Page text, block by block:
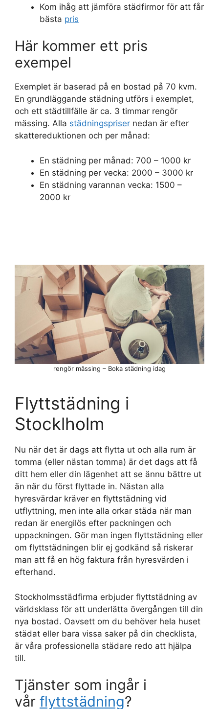
Kom ihåg att jämföra städfirmor för att får
bästa pris
Här kommer ett pris
exempel
Exemplet är baserad på en bostad på 70 kvm.
En grundläggande städning utförs i exemplet,
och ett städtillfälle är ca. 3 timmar rengör
mässing. Alla städningspriser nedan är efter
skattereduktionen och per månad:
En städning per månad: 700 – 1000 kr
En städning per vecka: 2000 – 3000 kr
En städning varannan vecka: 1500 –
2000 kr
Flyttstädning i
Stocklholm
Nu när det är dags att flytta ut och alla rum är
tomma (eller nästan tomma) är det dags att få
ditt hem eller din lägenhet att se ännu bättre ut
än när du först flyttade in. Nästan alla
hyresvärdar kräver en flyttstädning vid
utflyttning, men inte alla orkar städa när man
redan är energilös efter packningen och
uppackningen. Gör man ingen flyttstädning eller
om flyttstädningen blir ej godkänd så riskerar
man att få en hög faktura från hyresvärden i
efterhand.
Stockholmsstädfirma erbjuder flyttstädning av
världsklass för att underlätta övergången till din
nya bostad. Oavsett om du behöver hela huset
städat eller bara vissa saker på din checklista,
är våra professionella städare redo att hjälpa
till.
Tjänster som ingår i
vår flyttstädning?
rengör mässing – Boka städning idag